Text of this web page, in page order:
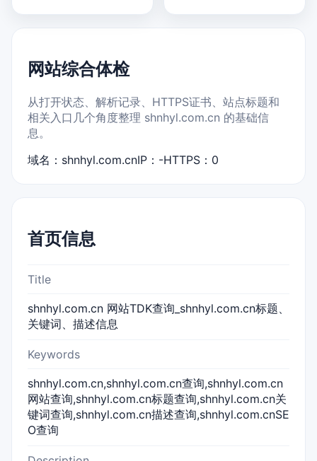
网站综合体检
从打开状态、解析记录、HTTPS证书、站点标题和
相关入口几个角度整理 shnhyl.com.cn 的基础信
息。
域名：shnhyl.com.cnIP：-HTTPS：0
首页信息
Title
shnhyl.com.cn 网站TDK查询_shnhyl.com.cn标题、
关键词、描述信息
Keywords
shnhyl.com.cn,shnhyl.com.cn查询,shnhyl.com.cn
网站查询,shnhyl.com.cn标题查询,shnhyl.com.cn关
键词查询,shnhyl.com.cn描述查询,shnhyl.com.cnSE
O查询